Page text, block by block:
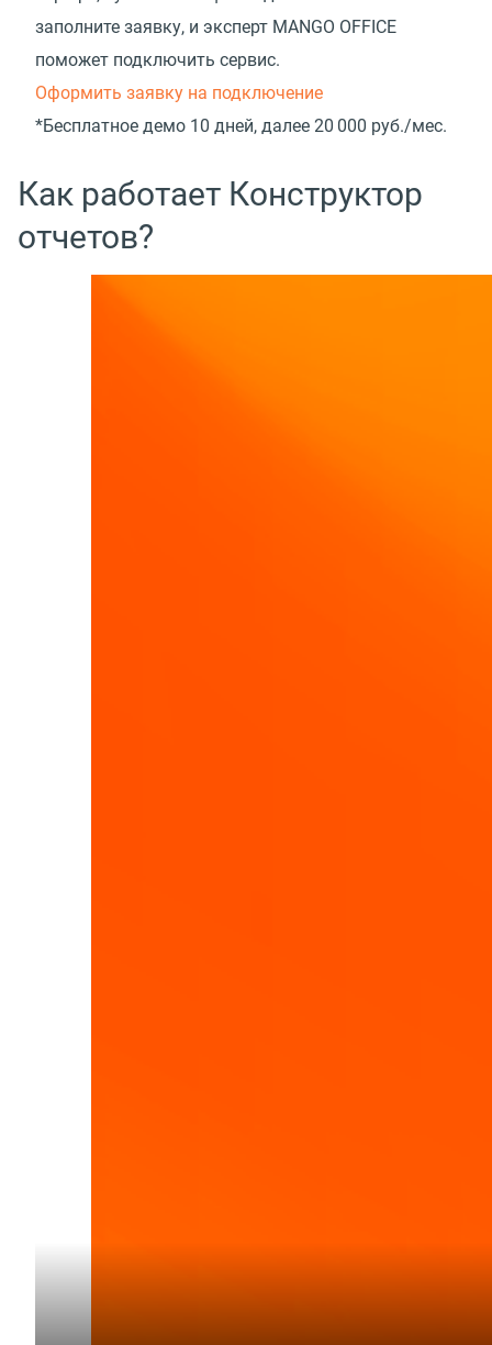
заполните заявку, и эксперт MANGO OFFICE
поможет подключить сервис.
Оформить заявку на подключение
*Бесплатное демо 10 дней, далее 20 000 руб./мес.
Как работает Конструктор
отчетов?